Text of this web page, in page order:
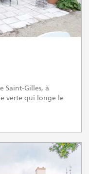
Saint-Gilles, à
verte qui longe le